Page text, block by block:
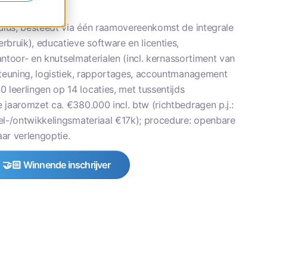
besteedt via één raamovereenkomst de integrale
educatieve software en licenties,
en knutselmaterialen (incl. kernassortiment van
logistiek, rapportages, accountmanagement
leerlingen op 14 locaties, met tussentijds
jaaromzet ca. €380.000 incl. btw (richtbedragen p.j.:
ontwikkelingsmateriaal €17k); procedure: openbare
verlengoptie.
🤝🏻 Winnende inschrijver